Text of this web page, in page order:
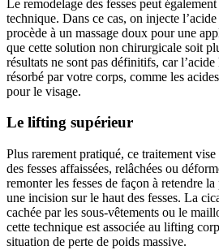
Le remodelage des fesses peut
technique. Dans ce cas, on injecte
procède à un massage doux pour une
que cette solution non chirurgicale soit
résultats ne sont pas définitifs, car
résorbé par votre corps, comme les
pour le visage.
Le lifting supérieur
Plus rarement pratiqué, ce traitement
des fesses affaissées, relâchées ou
remonter les fesses de façon à retendre
une incision sur le haut des fesses. La
cachée par les sous-vêtements ou le
cette technique est associée au lifting
situation de perte de poids massive.